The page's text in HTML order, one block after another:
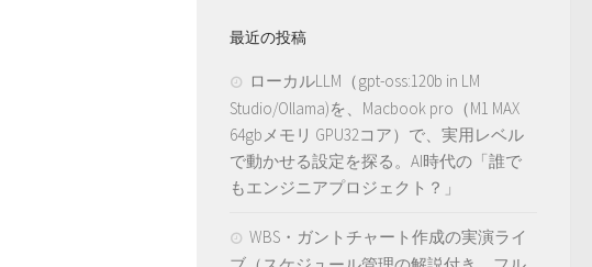
最近の投稿
ローカルLLM（gpt-oss:120b in LM
Studio/Ollama)を、Macbook pro（M1 MAX
64gbメモリ GPU32コア）で、実用レベル
で動かせる設定を探る。AI時代の「誰で
もエンジニアプロジェクト？」
WBS・ガントチャート作成の実演ライ